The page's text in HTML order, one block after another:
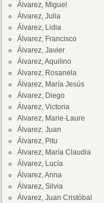
Álvarez, Miguel
Álvarez, Julia
Álvarez, Lidia
Álvarez, Francisco
Álvarez, Javier
Álvarez, Aquilino
Álvarez, Rosanela
Álvarez, María Jesús
Álvarez, Diego
Álvarez, Victoria
Alvarez, Marie-Laure
Álvarez, Juan
Álvarez, Pitu
Álvarez, María Claudia
Álvarez, Lucía
Álvarez, Anna
Álvarez, Silvia
Álvarez, Juan Cristóbal